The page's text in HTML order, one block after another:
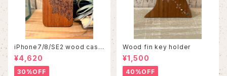
iPhone7/8/SE2 wood case
86
¥4,620
30%OFF
Wood fin key holder
¥1,500
40%OFF